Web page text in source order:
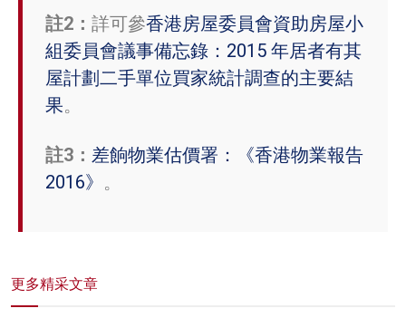
註2： 詳可參香港房屋委員會資助房屋小
組委員會議事備忘錄：2015 年居者有其
屋計劃二手單位買家統計調查的主要結
果。
註3： 差餉物業估價署：《香港物業報告
2016》 。
更多精采文章